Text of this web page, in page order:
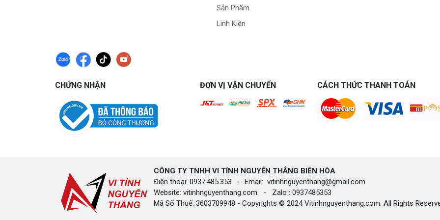
Sản Phẩm
Linh Kiện
CHỨNG NHẬN ĐƠN VỊ VẬN CHUYỂN CÁCH THỨC THANH TOÁN
CÔNG TY TNHH VI TÍNH NGUYỄN THẮNG BIÊN HÒA​
Điện thoại: 0937.485.353 - Email: vitinhnguyenthang@gmail.com
Website: vitinhnguyenthang.com - Zalo : 0937485353
Mã Số Thuế: 3603709948 - Copyrights © 2024 Vitinhnguyenthang.com. All Rights